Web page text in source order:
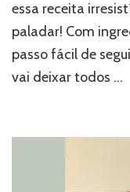
essa receita
paladar! Com
passo fácil de
vai deixar todos …